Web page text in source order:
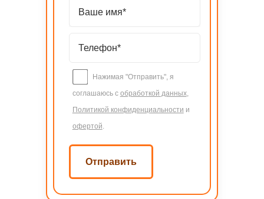
Нажимая "Отправить", я
соглашаюсь с обработкой данных,
Политикой конфиденциальности и
офертой